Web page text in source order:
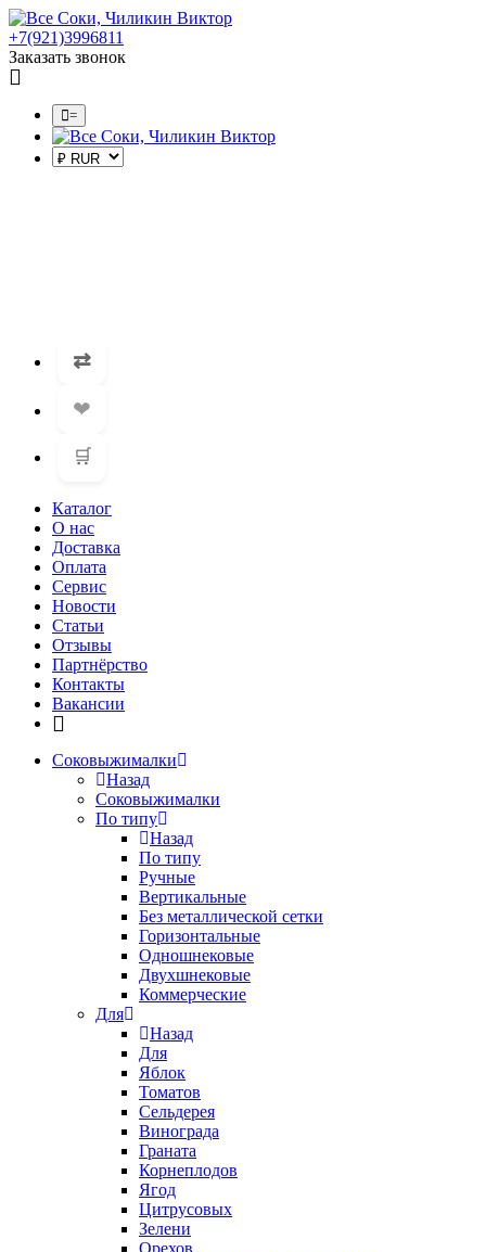
+7(921)3996811
Заказать звонок
=
⇄
❤
🛒
Каталог
О нас
Доставка
Оплата
Сервис
Новости
Статьи
Отзывы
Партнёрство
Контакты
Вакансии
Соковыжималки
Назад
Соковыжималки
По типу
Назад
По типу
Ручные
Вертикальные
Без металлической сетки
Горизонтальные
Одношнековые
Двухшнековые
Коммерческие
Для
Назад
Для
Яблок
Томатов
Cельдерея
Винограда
Граната
Корнеплодов
Ягод
Цитрусовых
Зелени
Орехов